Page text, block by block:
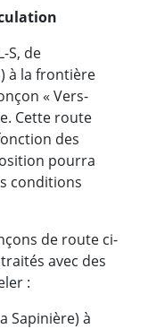
S, de
à la frontière
« Vers-
Cette route
des
pourra
conditions
de route ci-
avec des
:
Sapinière) à